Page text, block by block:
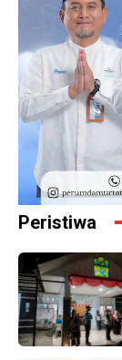
Peristiwa